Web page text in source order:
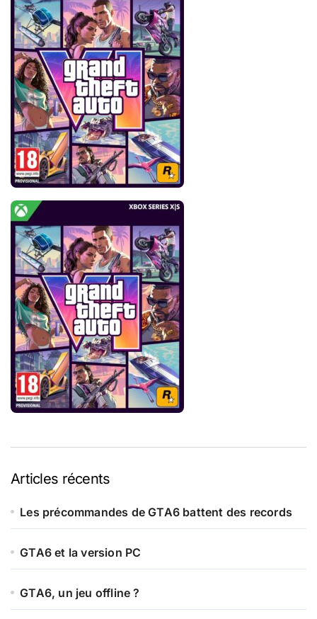
Articles récents
Les précommandes de GTA6 battent des records
GTA6 et la version PC
GTA6, un jeu offline ?